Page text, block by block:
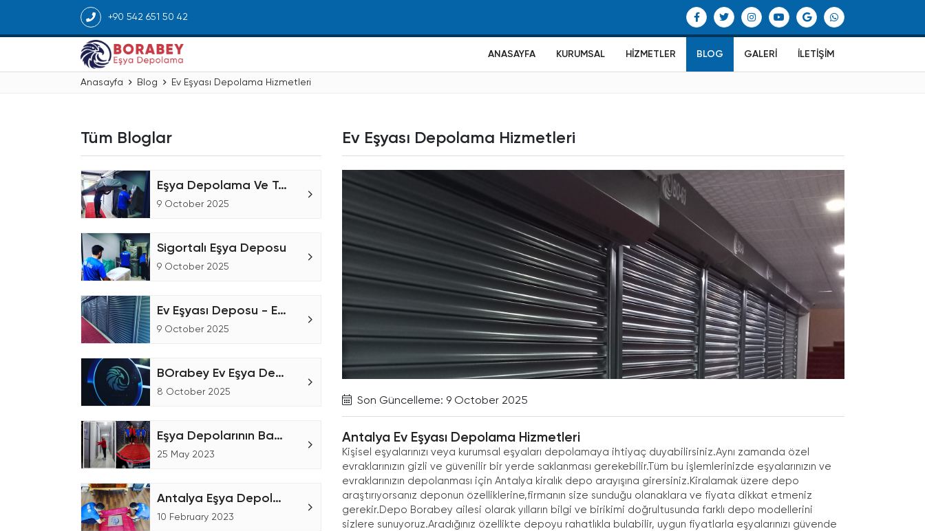
+90 542 651 50 42
ANASAYFA KURUMSAL HIZMETLER BLOG GALERI İLETIŞIM
Anasayfa Blog Ev Eşyası Depolama Hizmetleri
Tüm Bloglar
Eşya Depolama Ve Taşıma Şirketiyiz
9 October 2025
Sigortalı Eşya Deposu
9 October 2025
Ev Eşyası Deposu - Eşya Depolama
9 October 2025
BOrabey Ev Eşya Depolama
8 October 2025
Eşya Depolarının Bakımı
25 May 2023
Antalya Eşya Depolama Talebin'de Bulunmanız
10 February 2023
Ev Eşyası Depolama Hizmetleri
Son Güncelleme: 9 October 2025
Antalya Ev Eşyası Depolama Hizmetleri
Kişisel eşyalarınızı veya kurumsal eşyaları depolamaya ihtiyaç duyabilirsiniz.Aynı zamanda özel
evraklarınızın gizli ve güvenilir bir yerde saklanması gerekebilir.Tüm bu işlemlerinizde eşyalarınızın ve
evraklarınızın depolanması için Antalya kiralık depo arayışına girersiniz.Kiralamak üzere depo
araştırıyorsanız deponun özelliklerine,firmanın size sunduğu olanaklara ve fiyata dikkat etmeniz
gerekir.Depo Borabey ailesi olarak yılların bilgi ve birikimi doğrultusunda farklı depo modellerini
sizlere sunuyoruz.Aradığınız özellikte depoyu rahatlıkla bulabilir, uygun fiyatlarla eşyalarınızı güvende